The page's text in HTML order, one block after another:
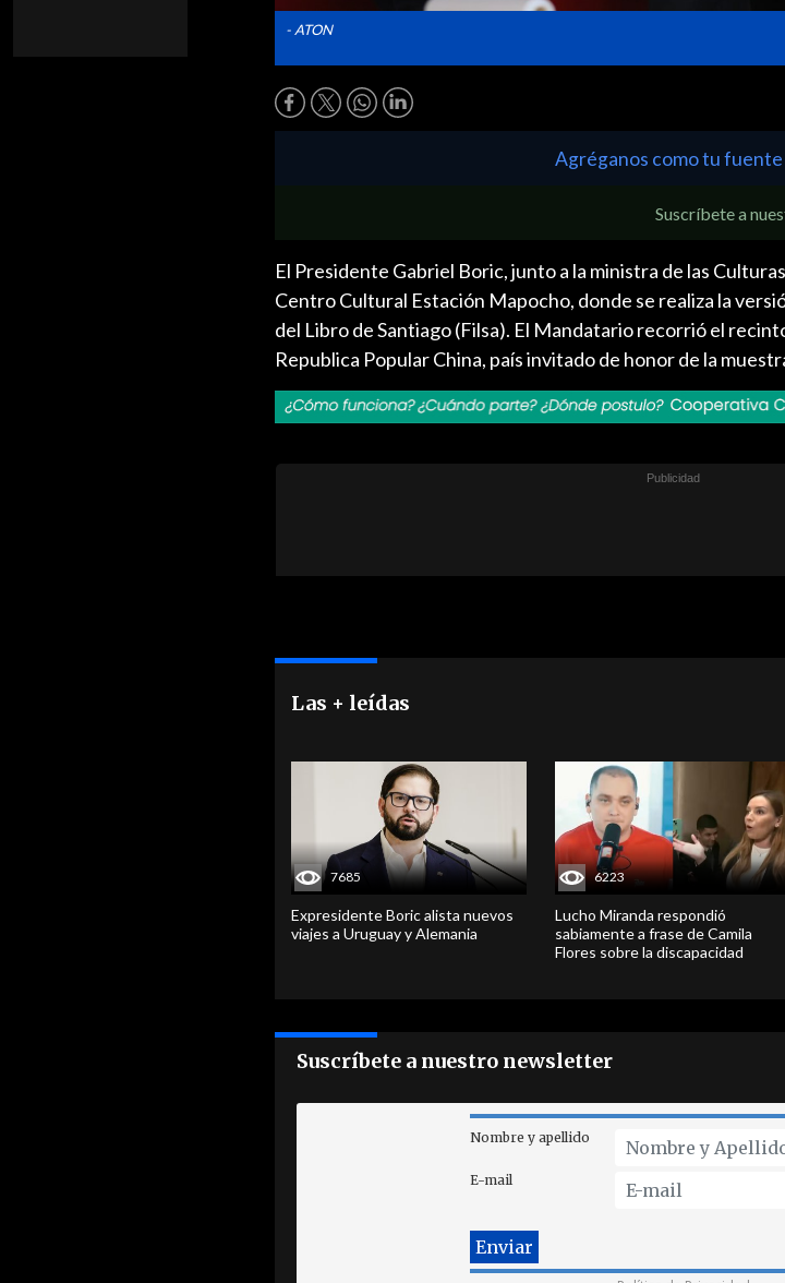
- ATON
Agréganos como tu
Suscríbete a
El Presidente Gabriel Boric, junto a la ministra de las
Centro Cultural Estación Mapocho, donde se realiza la
del Libro de Santiago (Filsa). El Mandatario recorrió el
Republica Popular China, país invitado de honor de la
Las + leídas
7685
Expresidente Boric alista nuevos
viajes a Uruguay y Alemania
6223
Lucho Miranda respondió
sabiamente a frase de Camila
Flores sobre la discapacidad
Suscríbete a nuestro newsletter
Nombre y apellido
E-mail